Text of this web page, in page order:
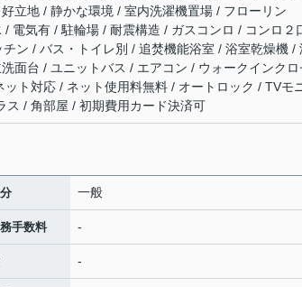
立地 / 静かな環境 / 室内洗濯機置場 / フローリン
電気有 / 駐輪場 / 耐震構造 / ガスコンロ / コンロ２
ン / バス・トイレ別 / 追焚機能浴室 / 浴室乾燥機 /
面台 / ユニットバス / エアコン / ウォークインクロ
ト対応 / ネット使用料無料 / オートロック / TVモ
ス / 角部屋 / 初期費用カード決済可
一般
手数料 -
-